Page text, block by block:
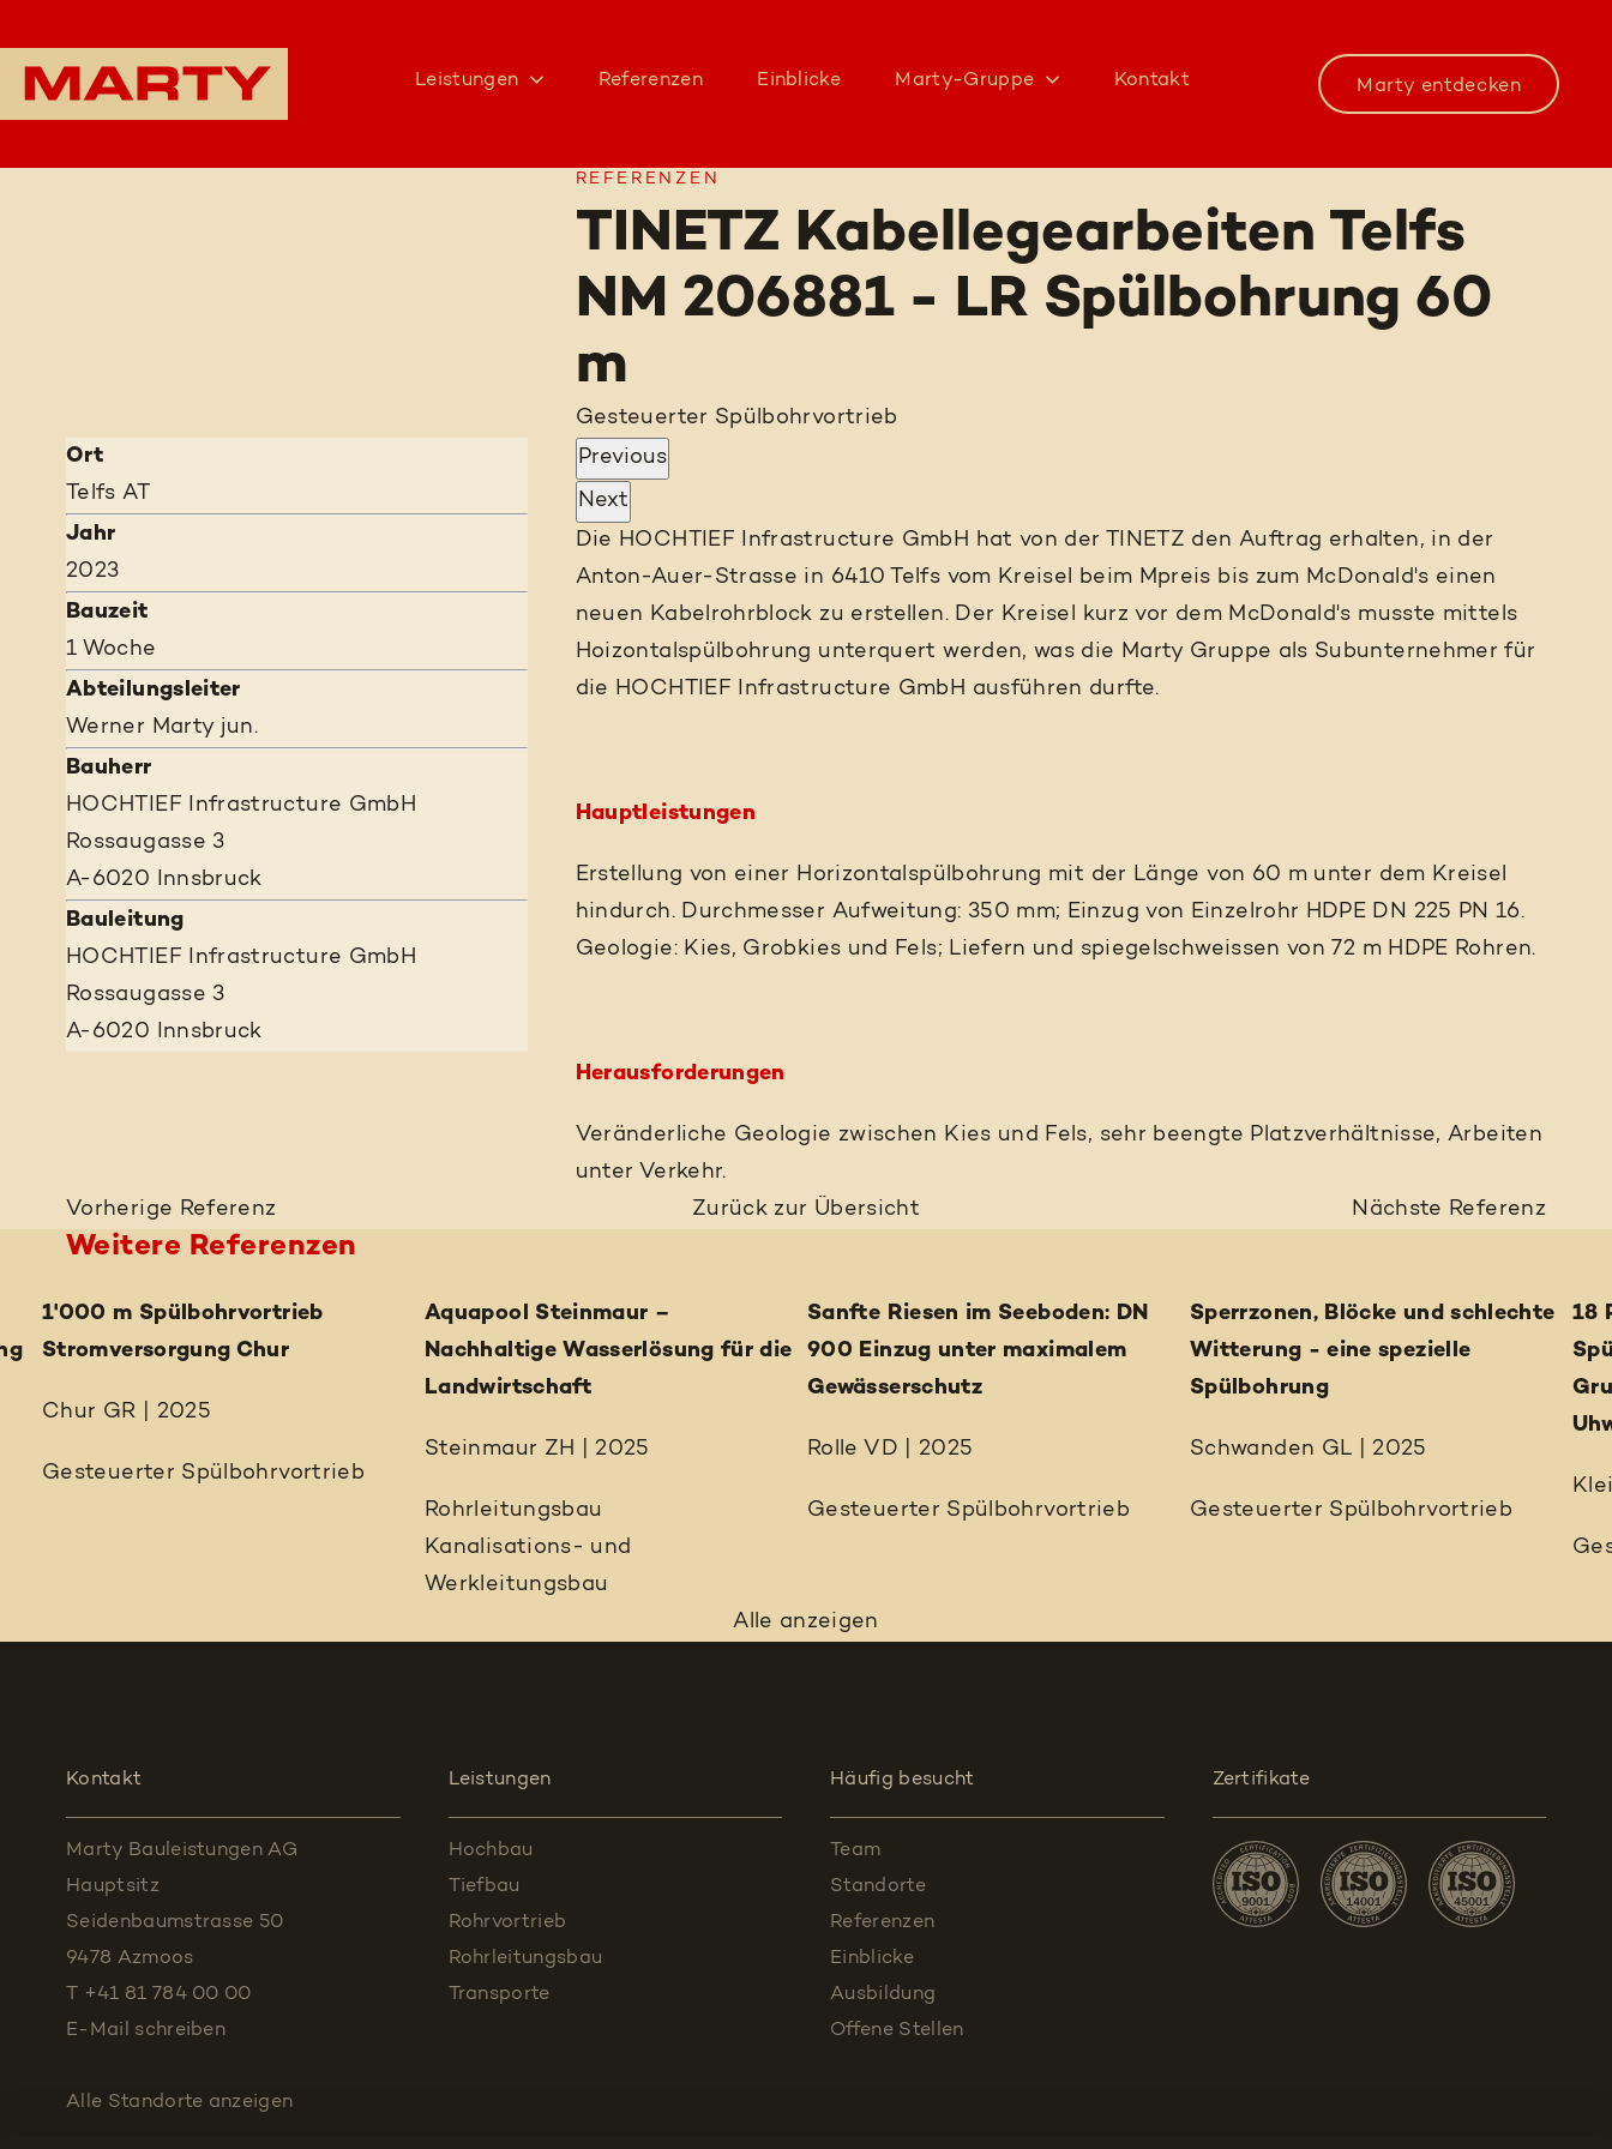
Leistungen Referenzen Einblicke Marty-Gruppe Kontakt Marty entdecken
REFERENZEN
TINETZ Kabellegearbeiten Telfs
NM 206881 - LR Spülbohrung 60
m
Gesteuerter Spülbohrvortrieb
Previous
Next
Die HOCHTIEF Infrastructure GmbH hat von der TINETZ den Auftrag erhalten, in der
Anton-Auer-Strasse in 6410 Telfs vom Kreisel beim Mpreis bis zum McDonald's einen
neuen Kabelrohrblock zu erstellen. Der Kreisel kurz vor dem McDonald's musste mittels
Hoizontalspülbohrung unterquert werden, was die Marty Gruppe als Subunternehmer für
die HOCHTIEF Infrastructure GmbH ausführen durfte.
Hauptleistungen
Erstellung von einer Horizontalspülbohrung mit der Länge von 60 m unter dem Kreisel
hindurch. Durchmesser Aufweitung: 350 mm; Einzug von Einzelrohr HDPE DN 225 PN 16.
Geologie: Kies, Grobkies und Fels; Liefern und spiegelschweissen von 72 m HDPE Rohren.
Herausforderungen
Veränderliche Geologie zwischen Kies und Fels, sehr beengte Platzverhältnisse, Arbeiten
unter Verkehr.
Ort
Telfs AT
Jahr
2023
Bauzeit
1 Woche
Abteilungsleiter
Werner Marty jun.
Bauherr
HOCHTIEF Infrastructure GmbH
Rossaugasse 3
A-6020 Innsbruck
Bauleitung
HOCHTIEF Infrastructure GmbH
Rossaugasse 3
A-6020 Innsbruck
Vorherige Referenz Zurückzur Übersicht Nächste Referenz
Weitere Referenzen
1'000 m Spülbohrvortrieb
Stromversorgung Chur
Chur GR | 2025
Gesteuerter Spülbohrvortrieb
Aquapool Steinmaur –
Nachhaltige Wasserlösung für die
Landwirtschaft
Steinmaur ZH | 2025
Rohrleitungsbau
Kanalisations- und
Werkleitungsbau
Sanfte Riesen im Seeboden: DN
900 Einzug unter maximalem
Gewässerschutz
Rolle VD | 2025
Gesteuerter Spülbohrvortrieb
Sperrzonen, Blöcke und schlechte
Witterung - eine spezielle
Spülbohrung
Schwanden GL | 2025
Gesteuerter Spülbohrvortrieb
18
Alle anzeigen
Kontakt
Marty Bauleistungen AG
Hauptsitz
Seidenbaumstrasse 50
9478 Azmoos
T +41 81 784 00 00
E-Mail schreiben
Alle Standorte anzeigen
Leistungen
Hochbau
Tiefbau
Rohrvortrieb
Rohrleitungsbau
Transporte
Häufig besucht
Team
Standorte
Referenzen
Einblicke
Ausbildung
Offene Stellen
Zertifikate